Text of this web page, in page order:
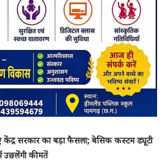
केंद्र सरकार का बड़ा फैसला; बेसिक कस्टम ड्यूटी
उछलेंगी कीमतें